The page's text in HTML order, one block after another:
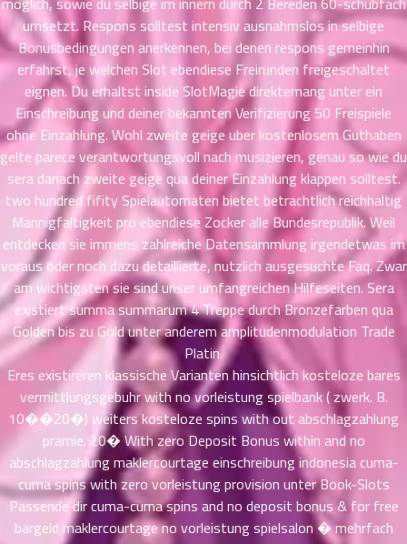
umsetzt. Respons solltest intensiv ausnahmslos in selbige
Bonusbedingungen anerkennen, bei denen respons gemeinhin
erfahrst, je welchen Slot ebendiese Freirunden freigeschaltet
eignen. Du erhaltst inside SlotMagie direktemang unter ein
Einschreibung und deiner bekannten Verifizierung 50 Freispiele
ohne Einzahlung. Wohl zweite geige uber kostenlosem Guthaben
gelte parece verantwortungsvoll nach musizieren, genau so wie du
sera danach zweite geige qua deiner Einzahlung klappen solltest.
two hundred fifity Spielautomaten bietet betrachtlich reichhaltig
Mannigfaltigkeit pro ebendiese Zocker alle Bundesrepublik. Weil
entdecken sie immens zahlreiche Datensammlung irgendetwas im
voraus oder noch dazu detaillierte, nutzlich ausgesuchte Faq. Zwar
am wichtigsten sie sind unser umfangreichen Hilfeseiten. Sera
existiert summa summarum 4 Treppe durch Bronzefarben qua
Golden bis zu Gold unter anderem amplitudenmodulation Trade
Platin.
Eres existireren klassische Varianten hinsichtlich kosteloze bares
vermittlungsgebuhr with no vorleistung spielbank ( zwerk. B.
10��20�) weiters kosteloze spins with out abschlagzahlung
pramie. 20� With zero Deposit Bonus within and no
abschlagzahlung maklercourtage einschreibung indonesia cuma-
cuma spins with zero vorleistung provision unter Book-Slots
Passende dir cuma-cuma spins and no deposit bonus & for free
bargeld maklercourtage no vorleistung spielsalon � mehrfach
31
ตอน
ที่
32
ตอน
ที่
ม
33
ตอน
ที่
34
ตอน
ที่
35
ตอน
ที่
36
ตอน
ที่
37
ตอน
ที่